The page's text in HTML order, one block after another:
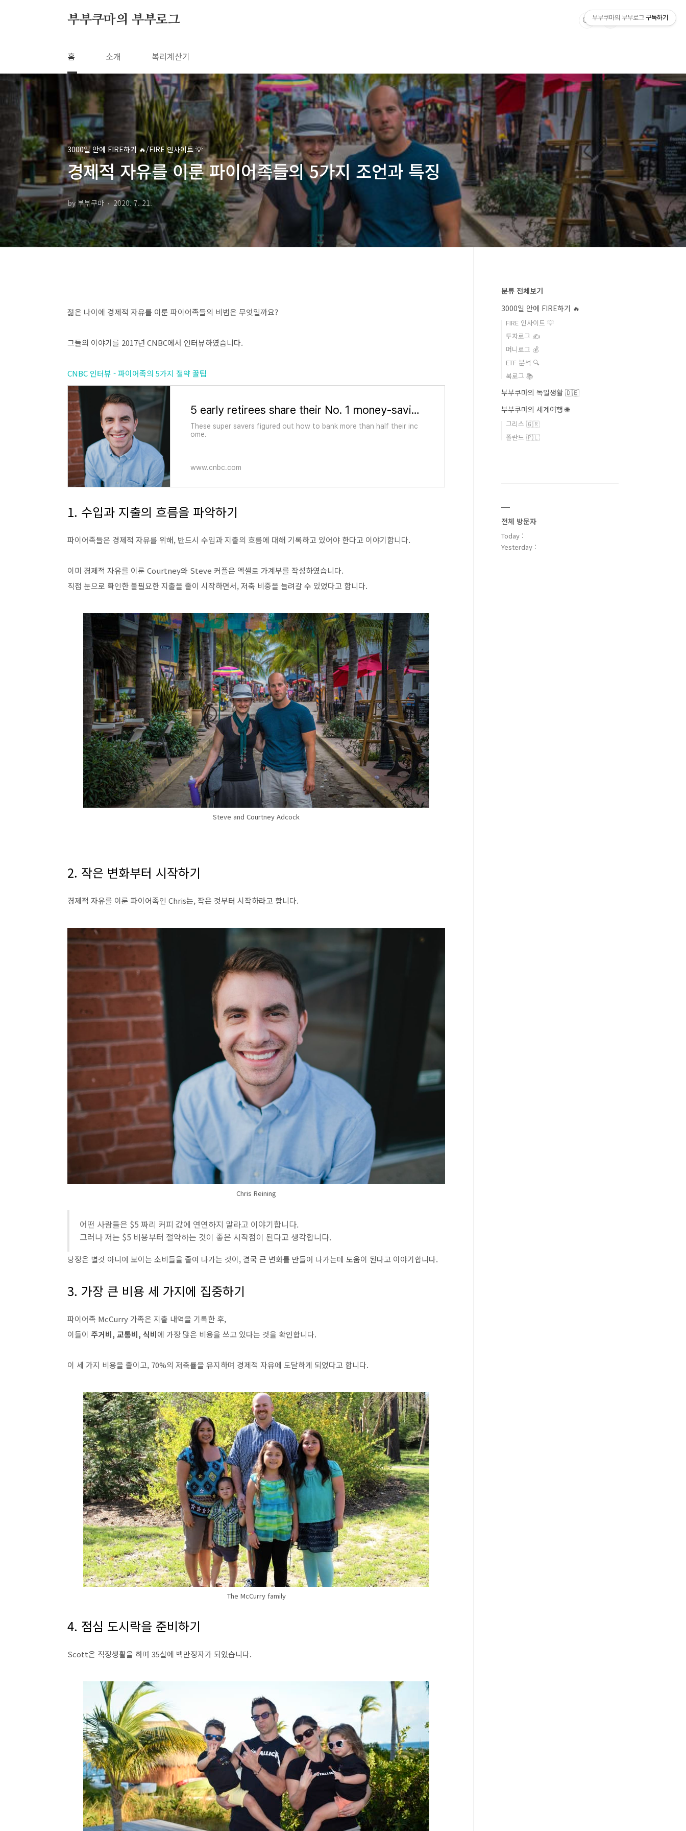
부부쿠마의 부부로그
홈 소개 복리계산기
3000일 안에 FIRE하기 🔥/FIRE 인사이트 💡
경제적 자유를 이룬 파이어족들의 5가지 조언과 특징
by 부부쿠마 2020. 7. 21.
젊은 나이에 경제적 자유를 이룬 파이어족들의 비법은 무엇일까요?
그들의 이야기를 2017년 CNBC에서 인터뷰하였습니다.
CNBC 인터뷰 - 파이어족의 5가지 절약 꿀팁
5 early retirees share their No. 1 money-saving tip
These super savers figured out how to bank more than half their inc
ome.
www.cnbc.com
1. 수입과 지출의 흐름을 파악하기
파이어족들은 경제적 자유를 위해, 반드시 수입과 지출의 흐름에 대해 기록하고 있어야 한다고 이야기합니다.
이미 경제적 자유를 이룬 Courtney와 Steve 커플은 엑셀로 가계부를 작성하였습니다.
직접 눈으로 확인한 불필요한 지출을 줄이 시작하면서, 저축 비중을 늘려갈 수 있었다고 합니다.
Steve and Courtney Adcock
2. 작은 변화부터 시작하기
경제적 자유를 이룬 파이어족인 Chris는, 작은 것부터 시작하라고 합니다.
Chris Reining
어떤 사람들은 $5 짜리 커피 값에 연연하지 말라고 이야기합니다.
그러나 저는 $5 비용부터 절약하는 것이 좋은 시작점이 된다고 생각합니다.
당장은 별것 아니여 보이는 소비들을 줄여 나가는 것이, 결국 큰 변화를 만들어 나가는데 도움이 된다고 이야기합니다.
3. 가장 큰 비용 세 가지에 집중하기
파이어족 McCurry 가족은 지출 내역을 기록한 후,
이들이 주거비, 교통비, 식비에 가장 많은 비용을 쓰고 있다는 것을 확인합니다.
이 세 가지 비용을 줄이고, 70%의 저축률을 유지하며 경제적 자유에 도달하게 되었다고 합니다.
The McCurry family
4. 점심 도시락을 준비하기
Scott은 직장생활을 하며 35살에 백만장자가 되었습니다.
분류 전체보기
3000일 안에 FIRE하기 🔥
FIRE 인사이트 💡
투자로그 ✍️
머니로그 💰
ETF 분석 🔍
북로그 📚
부부쿠마의 독일생활 🇩🇪
부부쿠마의 세계여행 🌐
그리스 🇬🇷
폴란드 🇵🇱
전체 방문자
Today :
Yesterday :
부부쿠마의 부부로그 구독하기